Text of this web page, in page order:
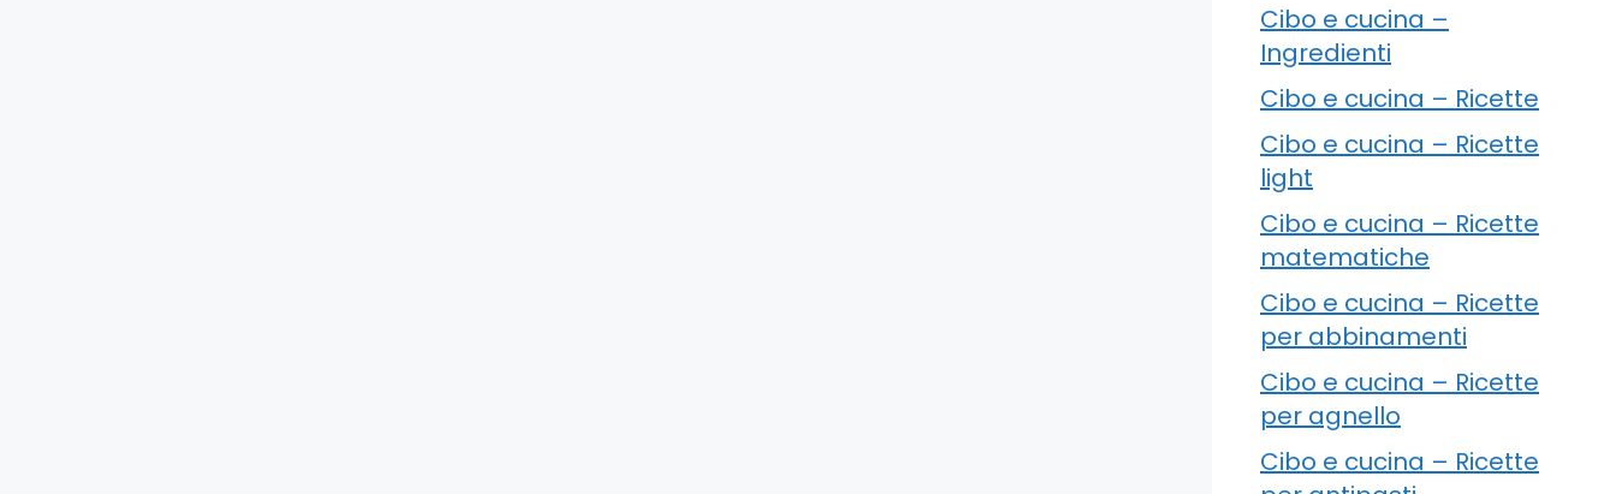
Cibo e cucina –
Ingredienti
Cibo e cucina – Ricette
Cibo e cucina – Ricette
light
Cibo e cucina – Ricette
matematiche
Cibo e cucina – Ricette
per abbinamenti
Cibo e cucina – Ricette
per agnello
Cibo e cucina – Ricette